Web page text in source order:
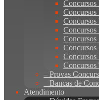
Concursos
Concursos
Concursos
Concursos
Concursos
Concursos
Concursos
– Provas
– Bancas de
Atendimento